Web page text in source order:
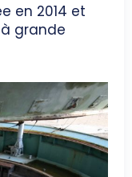
en 2014 et
grande